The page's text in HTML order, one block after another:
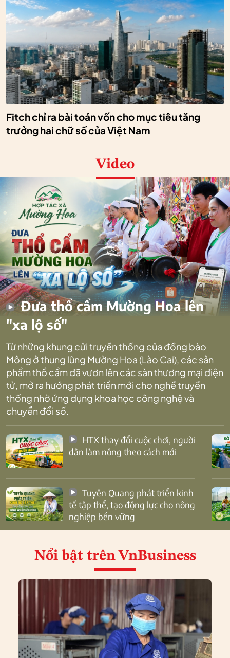
Fitch chỉ ra bài toán vốn cho mục tiêu tăng
trưởng hai chữ số của Việt Nam
Video
Đưa thổ cẩm Mường Hoa lên
"xa lộ số"
Từ những khung cửi truyền thống của đồng bào
Mông ở thung lũng Mường Hoa (Lào Cai), các sản
phẩm thổ cẩm đã vươn lên các sàn thương mại điện
tử, mở ra hướng phát triển mới cho nghề truyền
thống nhờ ứng dụng khoa học công nghệ và
chuyển đổi số.
dân làm nông theo cách mới
tế tập thể, tạo động lực cho nông
nghiệp bền vững
Nổi bật trên VnBusiness